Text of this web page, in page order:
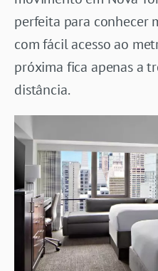
perfeita para conhecer
com fácil acesso ao
próxima fica apenas a
distância.